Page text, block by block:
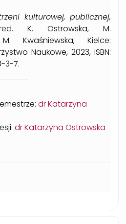
kulturowej, publicznej,
K. Ostrowska, M.
Kwaśniewska, Kielce:
Naukowe, 2023, ISBN:
3-7.
dr Katarzyna
dr Katarzyna Ostrowska